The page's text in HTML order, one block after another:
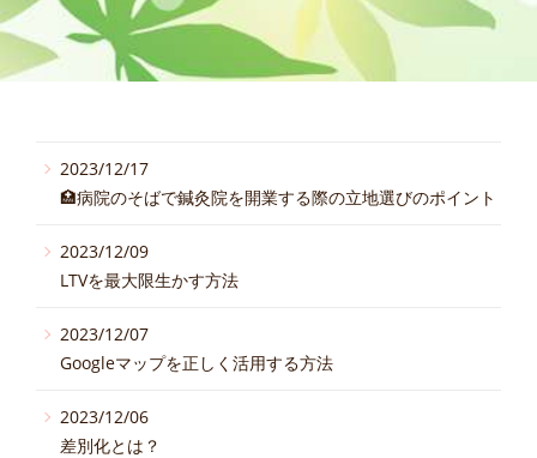
2023/12/17
🏥病院のそばで鍼灸院を開業する際の立地選びのポイント
2023/12/09
LTVを最大限生かす方法
2023/12/07
Googleマップを正しく活用する方法
2023/12/06
差別化とは？